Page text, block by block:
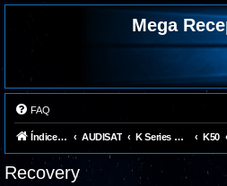
Mega
FAQ
Índice do fórum AUDISAT K Series Avalink (Team Gost) K50
Recovery